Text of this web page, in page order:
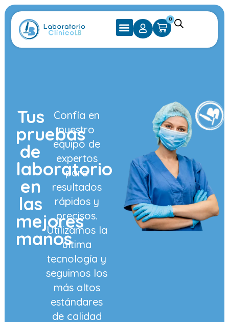
0
Tus
pruebas
de
laboratorio
en
las
mejores
manos
Confía en
nuestro
equipo de
expertos
para
resultados
rápidos y
precisos.
Utilizamos la
última
tecnología y
seguimos los
más altos
estándares
de calidad